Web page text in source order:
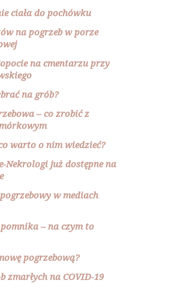
ciała do pochówku
na pogrzeb w porze
na cmentarzu przy
na grób?
– co zrobić z
warto o nim wiedzieć?
Nekrologi już dostępne na
w mediach
– na czym to
pogrzebową?
zmarłych na COVID-19